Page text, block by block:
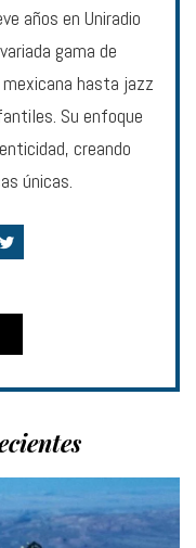
años en Uniradio
gama de
hasta jazz
Su enfoque
creando
únicas.